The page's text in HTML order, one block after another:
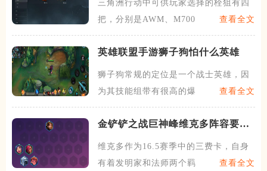
三角洲行动中可供玩家选择的栓狙有四
把，分别是AWM、M700
查看全文
英雄联盟手游狮子狗怕什么英雄
狮子狗常规的定位是一个战士英雄，因
为其技能组带有很高的爆发，
查看全文
金铲铲之战巨神峰维克多阵容要怎
维克多作为16.5赛季中的三费卡，自身
有着发明家和法师两个羁
查看全文